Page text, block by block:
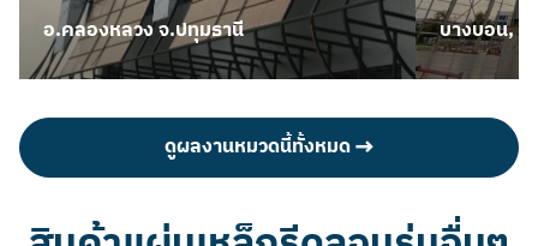
อ.คลองหลวง จ.ปทุมธานี บางบอน, ก
ดูผลงานหมวดนี้ทั้งหมด